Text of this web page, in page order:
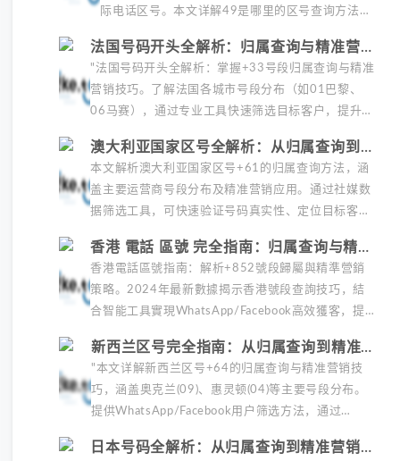
际电话区号。本文详解49是哪里的区号查询方法，
筛选、号码验证及广告投放优化，帮助提升海外营
销效果。附赠高效工具推荐与实战案例。"
法国号码开头全解析：归属查询与精准营销
实战指南
"法国号码开头全解析：掌握+33号段归属查询与精准
营销技巧。了解法国各城市号段分布（如01巴黎、
06马赛），通过专业工具快速筛选目标客户，提升
澳大利亚国家区号全解析：从归属查询到精
准营销实战
本文解析澳大利亚国家区号+61的归属查询方法，涵
盖主要运营商号段分布及精准营销应用。通过社媒数
据筛选工具，可快速验证号码真实性、定位目标客
大利亚市场，实现...
香港 電話 區號 完全指南：归属查询与精准
营销实战
香港電話區號指南：解析+852號段歸屬與精準營銷
策略。2024年最新數據揭示香港號段查詢技巧，結
合智能工具實現WhatsApp/Facebook高效獲客，提
新西兰区号完全指南：从归属查询到精准营
销实战
"本文详解新西兰区号+64的归属查询与精准营销技
巧，涵盖奥克兰(09)、惠灵顿(04)等主要号段分布。
提供WhatsApp/Facebook用户筛选方法，通过
日本号码全解析：从归属查询到精准营销的